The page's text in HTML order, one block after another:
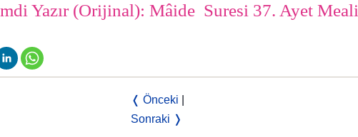
Yazır (Orijinal): Mâide Suresi 37. Ayet Meali
❬ Önceki
Sonraki ❭